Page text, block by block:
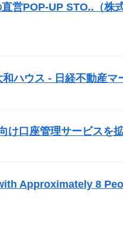
直営POP-UPSTO..（株
和ハウス - 日経不動産マ
口座管理サービスを
Approximately 8